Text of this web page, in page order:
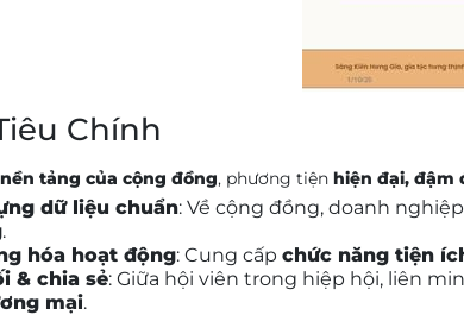
Chính
nền tảng của cộng đồng, phương tiệnhiện đại, đậm
dữ liệu chuẩn: Về cộng đồng, doanh
.
hóa hoạt động: Cung cấpchức năng tiện
& chia sẻ: Giữa hội viên trong hiệp hội, liên
mại.